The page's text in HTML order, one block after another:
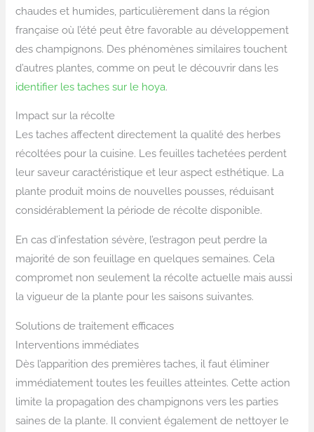
chaudes et humides, particulièrement dans la région
française où l’été peut être favorable au développement
des champignons. Des phénomènes similaires touchent
d’autres plantes, comme on peut le découvrir dans les
identifier les taches sur le hoya.
Impact sur la récolte
Les taches affectent directement la qualité des herbes
récoltées pour la cuisine. Les feuilles tachetées perdent
leur saveur caractéristique et leur aspect esthétique. La
plante produit moins de nouvelles pousses, réduisant
considérablement la période de récolte disponible.
En cas d’infestation sévère, l’estragon peut perdre la
majorité de son feuillage en quelques semaines. Cela
compromet non seulement la récolte actuelle mais aussi
la vigueur de la plante pour les saisons suivantes.
Solutions de traitement efficaces
Interventions immédiates
Dès l’apparition des premières taches, il faut éliminer
immédiatement toutes les feuilles atteintes. Cette action
limite la propagation des champignons vers les parties
saines de la plante. Il convient également de nettoyer le